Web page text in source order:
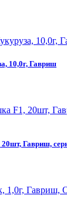
10,0г, Гавриш
Гавриш,